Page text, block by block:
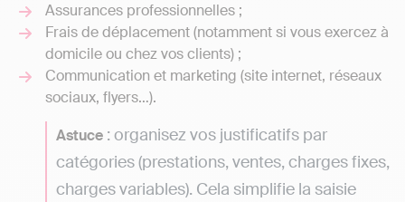
Assurances professionnelles ;
Frais de déplacement (notamment si vous exercez à
domicile ou chez vos clients) ;
Communication et marketing (site internet, réseaux
sociaux, flyers…).
Astuce : organisez vos justificatifs par
catégories (prestations, ventes, charges fixes,
charges variables). Cela simplifie la saisie